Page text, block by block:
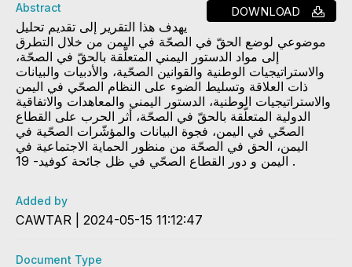
DOWNLOAD
Abstract
يهدف هذا التقرير إلى تقديم تحليل
موضوعي لوضع الحقّ في الصحّة في اليمن من خلال التطرق
إلى مواد الدستور اليمني المتعلّقة بالحقّ في الصحّة،
والاستراتيجيات الوطنية والقوانين الصحّية، والأدبيات والبيانات
ذات العلاقة وتسليط الضوء على النظام الصحّي في اليمن
والاستراتيجيات الوطنية، الدستور اليمني والمعاهدات والاتفاقية
الدولية المتعلّقة بالحقّ في الصحّة، أثر الحرب على القطاع
الصحّي في اليمن، فجوة البيانات والمؤشّرات الصحّية في
اليمن، الحق في الصحّة من منظور الحماية الاجتماعية في
اليمن و دور القطاع الصحّي في ظل جائحة كوفيد- 19 .
Added by
CAWTAR | 2024-05-15 11:12:47
Document Type